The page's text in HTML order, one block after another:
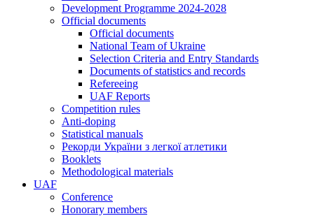
Development Programme 2024-2028
Official documents
Official documents
National Team of Ukraine
Selection Criteria and Entry Standards
Documents of statistics and records
Refereeing
UAF Reports
Competition rules
Anti-doping
Statistical manuals
Рекорди України з легкої атлетики
Booklets
Methodological materials
UAF
Conference
Honorary members